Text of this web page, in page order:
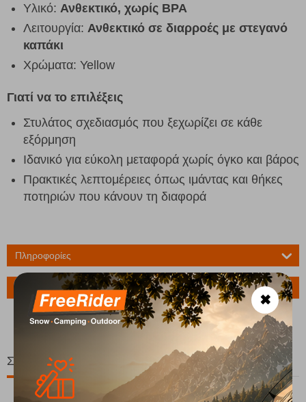
Υλικό: Ανθεκτικό, χωρίς BPA
Λειτουργία: Ανθεκτικό σε διαρροές με στεγανό
καπάκι
Χρώματα: Yellow
Γιατί να το επιλέξεις
Στυλάτος σχεδιασμός που ξεχωρίζει σε κάθε
εξόρμηση
Ιδανικό για εύκολη μεταφορά χωρίς όγκο και βάρος
Πρακτικές λεπτομέρειες όπως ιμάντας και θήκες
ποτηριών που κάνουν τη διαφορά
Πληροφορίες
Ερώτηση για το προϊόν
Σχετικά Προϊόντα
✖